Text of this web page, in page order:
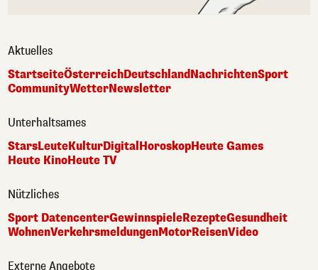
Aktuelles
StartseiteÖsterreichDeutschlandNachrichtenSport
CommunityWetterNewsletter
Unterhaltsames
StarsLeuteKulturDigital HoroskopHeute Games
Heute KinoHeute TV
Nützliches
Sport DatencenterGewinnspieleRezepteGesundheit
WohnenVerkehrsmeldungenMotorReisenVideo
Externe Angebote